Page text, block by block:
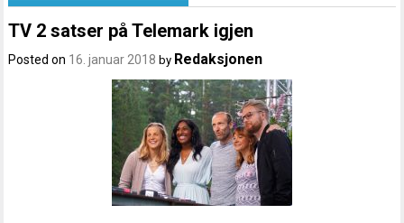
TV 2 satser på Telemark igjen
Posted on 16. januar 2018 by Redaksjonen